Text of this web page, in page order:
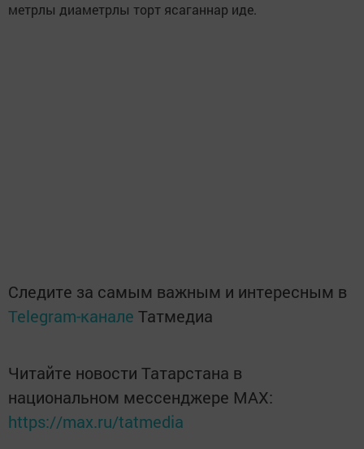
метрлы диаметрлы торт ясаганнар иде.
Следите за самым важным и интересным в
Telegram-канале Татмедиа
Читайте новости Татарстана в
национальном мессенджере MАХ:
https://max.ru/tatmedia